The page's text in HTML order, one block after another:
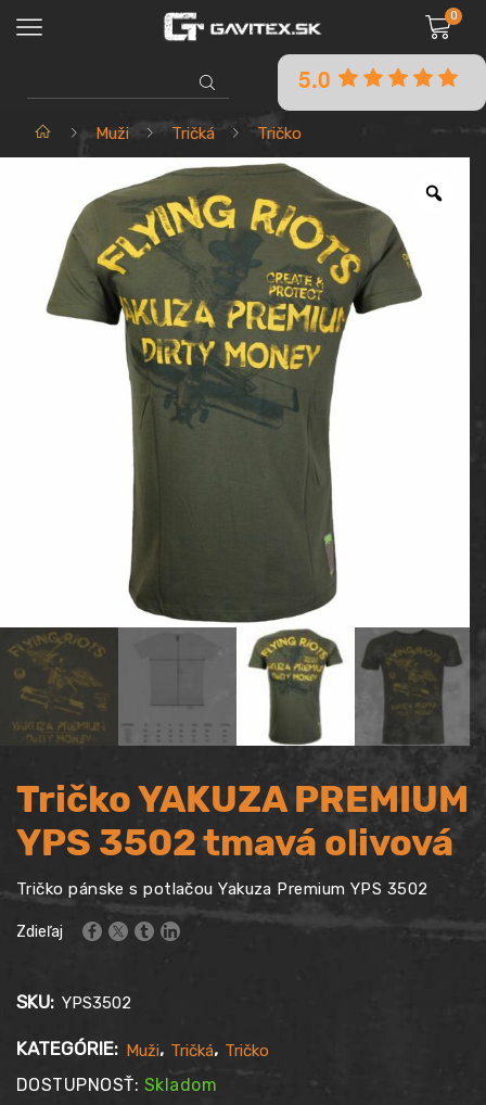
0
SEARCH
INPUT
5.0
Domov Muži Tričká Tričko
Tričko YAKUZA PREMIUM
YPS 3502 tmavá olivová
Tričko pánske s potlačou Yakuza Premium YPS 3502
Zdieľaj
SKU: YPS3502
KATEGÓRIE: Muži, Tričká, Tričko
DOSTUPNOSŤ: Skladom